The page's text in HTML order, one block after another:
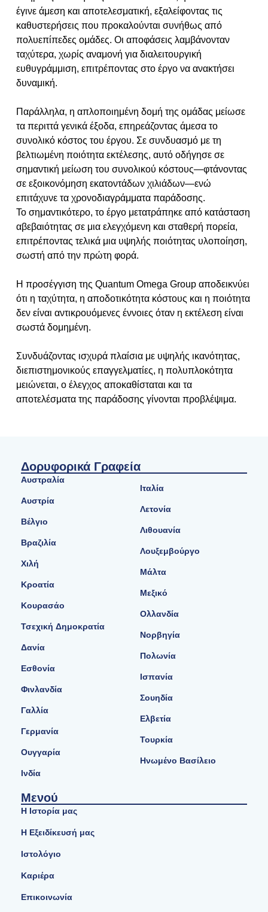
έγινε άμεση και αποτελεσματική, εξαλείφοντας τις
καθυστερήσεις που προκαλούνται συνήθως από
πολυεπίπεδες ομάδες. Οι αποφάσεις λαμβάνονταν
ταχύτερα, χωρίς αναμονή για διαλειτουργική
ευθυγράμμιση, επιτρέποντας στο έργο να ανακτήσει
δυναμική.
Παράλληλα, η απλοποιημένη δομή της ομάδας μείωσε
τα περιττά γενικά έξοδα, επηρεάζοντας άμεσα το
συνολικό κόστος του έργου. Σε συνδυασμό με τη
βελτιωμένη ποιότητα εκτέλεσης, αυτό οδήγησε σε
σημαντική μείωση του συνολικού κόστους—φτάνοντας
σε εξοικονόμηση εκατοντάδων χιλιάδων—ενώ
επιτάχυνε τα χρονοδιαγράμματα παράδοσης.
Το σημαντικότερο, το έργο μετατράπηκε από κατάσταση
αβεβαιότητας σε μια ελεγχόμενη και σταθερή πορεία,
επιτρέποντας τελικά μια υψηλής ποιότητας υλοποίηση,
σωστή από την πρώτη φορά.
Η προσέγγιση της Quantum Omega Group αποδεικνύει
ότι η ταχύτητα, η αποδοτικότητα κόστους και η ποιότητα
δεν είναι αντικρουόμενες έννοιες όταν η εκτέλεση είναι
σωστά δομημένη.
Συνδυάζοντας ισχυρά πλαίσια με υψηλής ικανότητας,
διεπιστημονικούς επαγγελματίες, η πολυπλοκότητα
μειώνεται, ο έλεγχος αποκαθίσταται και τα
αποτελέσματα της παράδοσης γίνονται προβλέψιμα.
Δορυφορικά Γραφεία
Αυστραλία
Αυστρία
Βέλγιο
Βραζιλία
Χιλή
Κροατία
Κουρασάο
Τσεχική Δημοκρατία
Δανία
Εσθονία
Φινλανδία
Γαλλία
Γερμανία
Ουγγαρία
Ινδία
Ιταλία
Λετονία
Λιθουανία
Λουξεμβούργο
Μάλτα
Μεξικό
Ολλανδία
Νορβηγία
Πολωνία
Ισπανία
Σουηδία
Ελβετία
Τουρκία
Ηνωμένο Βασίλειο
Μενού
Η Ιστορία μας
Η Εξειδίκευσή μας
Ιστολόγιο
Καριέρα
Επικοινωνία